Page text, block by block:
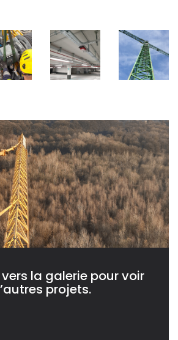
vers la galerie pour voir
projets.